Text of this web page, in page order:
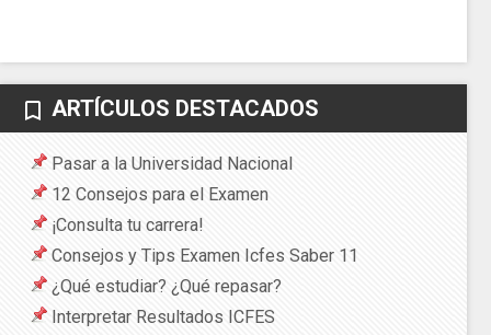
bookmark_border ARTÍCULOS DESTACADOS
Pasar a la Universidad Nacional
12 Consejos para el Examen
¡Consulta tu carrera!
Consejos y Tips Examen Icfes Saber 11
¿Qué estudiar? ¿Qué repasar?
Interpretar Resultados ICFES